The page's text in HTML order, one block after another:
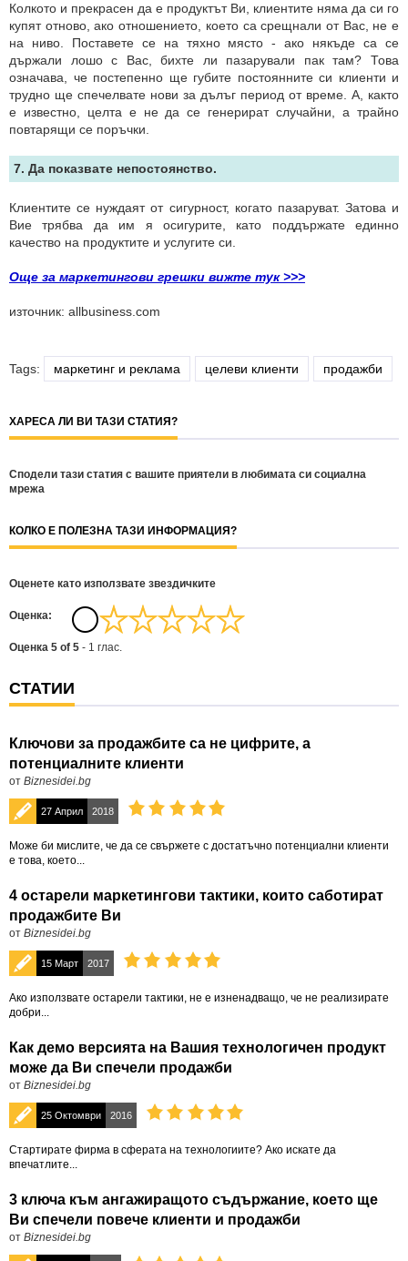
Колкото и прекрасен да е продуктът Ви, клиентите няма да си го
купят отново, ако отношението, което са срещнали от Вас, не е
на ниво. Поставете се на тяхно място - ако някъде са се
държали лошо с Вас, бихте ли пазарували пак там? Това
означава, че постепенно ще губите постоянните си клиенти и
трудно ще спечелвате нови за дълъг период от време. А, както
е известно, целта е не да се генерират случайни, а трайно
повтарящи се поръчки.
7. Да показвате непостоянство.
Клиентите се нуждаят от сигурност, когато пазаруват. Затова и
Вие трябва да им я осигурите, като поддържате единно
качество на продуктите и услугите си.
Още за маркетингови грешки вижте тук >>>
източник: allbusiness.com
Tags: маркетинг и реклама целеви клиенти продажби
ХАРЕСА ЛИ ВИ ТАЗИ СТАТИЯ?
Сподели тази статия с вашите приятели в любимата си социална
мрежа
КОЛКО Е ПОЛЕЗНА ТАЗИ ИНФОРМАЦИЯ?
Оценете като използвате звездичките
Oценка:
Оценка 5 of 5 - 1 глас.
СТАТИИ
Ключови за продажбите са не цифрите, а
потенциалните клиенти
от Biznesidei.bg
27 Април 2018
Може би мислите, че да се свържете с достатъчно потенциални клиенти
е това, което...
4 остарели маркетингови тактики, които саботират
продажбите Ви
от Biznesidei.bg
15 Март 2017
Ако използвате остарели тактики, не е изненадващо, че не реализирате
добри...
Как демо версията на Вашия технологичен продукт
може да Ви спечели продажби
от Biznesidei.bg
25 Октомври 2016
Стартирате фирма в сферата на технологиите? Ако искате да
впечатлите...
3 ключа към ангажиращото съдържание, което ще
Ви спечели повече клиенти и продажби
от Biznesidei.bg